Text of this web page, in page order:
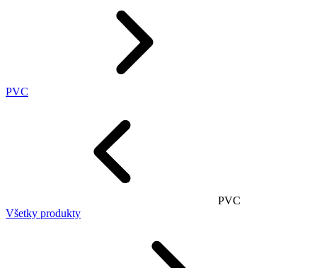
PVC
PVC
Všetky produkty